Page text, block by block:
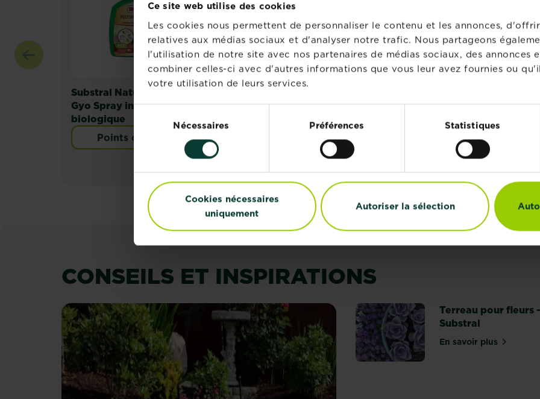
Ce site web utilise des cookies
Les cookies nous permettent de personnaliser le contenu et les annonces,
relatives aux médias sociaux et d'analyser notre trafic. Nous partageons
l'utilisation de notre site avec nos partenaires de médias sociaux, des annonces
combiner celles-ci avec d'autres informations que vous leur avez fournies ou
votre utilisation de leurs services.
du
consentement
Nécessaires Préférences Statistiques
Cookies nécessaires
uniquement
Autoriser la sélection
Substral Naturen Polysect
Gyo Spray insecticide
biologique
Points de vente
Potager
Points de vente
séché de vaches et de
poules
Points de vente
CONSEILS ET INSPIRATIONS
Terreau pour fleurs -
Substral
En savoir plussur Terreau